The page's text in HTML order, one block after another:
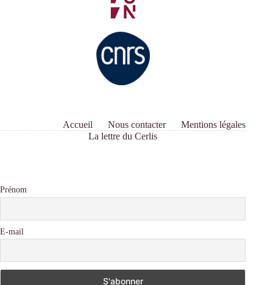
Accueil Nous contacter
Mentions légales
La lettre du Cerlis
Prénom
E-mail